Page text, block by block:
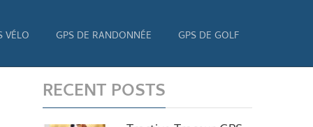
VÉLO GPS DE RANDONNÉE GPS DE GOLF
RECENT POSTS